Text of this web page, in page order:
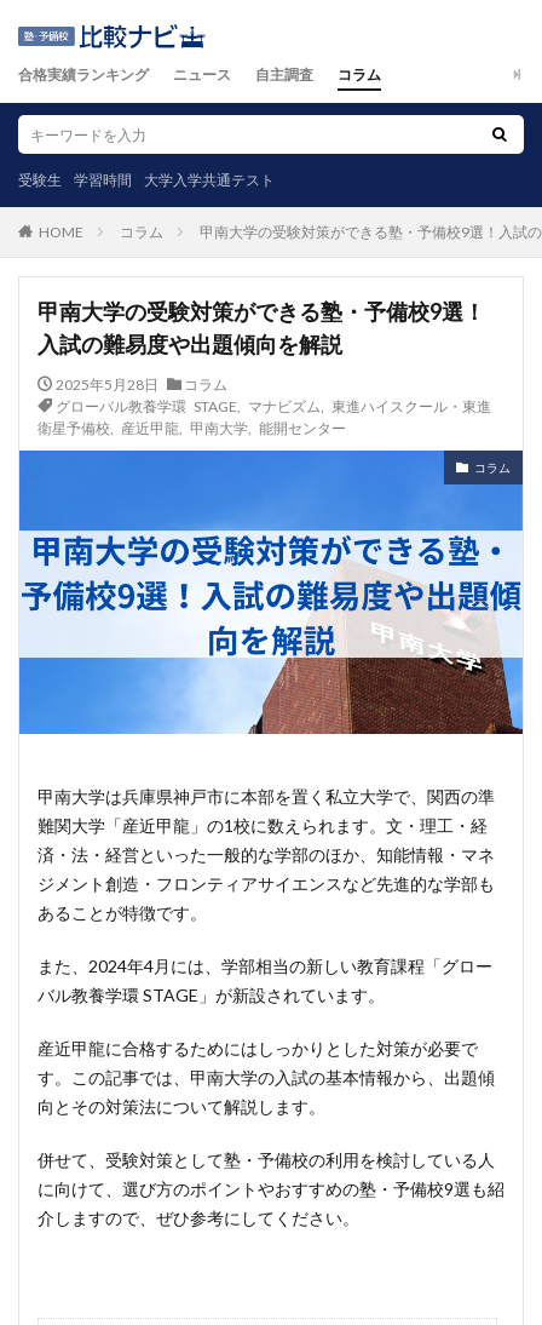
合格実績ランキング ニュース 自主調査 コラム
受験生 学習時間 大学入学共通テスト
HOME コラム 甲南大学の受験対策ができる塾・予備校9選！入試
甲南大学の受験対策ができる塾・予備校9選！
入試の難易度や出題傾向を解説
2025年5月28日
コラム
グローバル教養学環 STAGE
マナビズム
東進ハイスクール・東進
衛星予備校
産近甲龍 甲南大学 能開センター
コラム
甲南大学は兵庫県神戸市に本部を置く私立大学で、関西の準
難関大学「産近甲龍」の1校に数えられます。文・理工・経
済・法・経営といった一般的な学部のほか、知能情報・マネ
ジメント創造・フロンティアサイエンスなど先進的な学部も
あることが特徴です。
また、2024年4月には、学部相当の新しい教育課程「グロー
バル教養学環 STAGE」が新設されています。
産近甲龍に合格するためにはしっかりとした対策が必要で
す。この記事では、甲南大学の入試の基本情報から、出題傾
向とその対策法について解説します。
併せて、受験対策として塾・予備校の利用を検討している人
に向けて、選び方のポイントやおすすめの塾・予備校9選も紹
介しますので、ぜひ参考にしてください。